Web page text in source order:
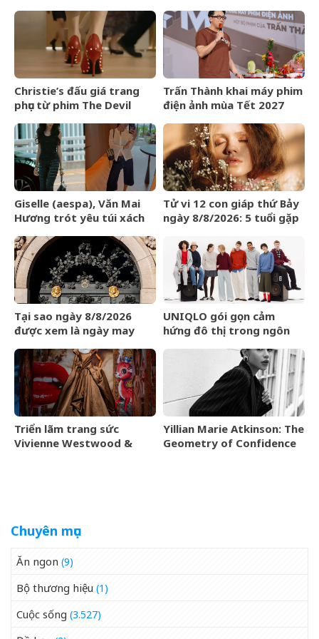
thận nhân tạo
Christie’s đấu giá trang
phục từ phim The Devil
Trấn Thành khai máy phim
điện ảnh mùa Tết 2027
Giselle (aespa), Văn Mai
Hương trót yêu túi xách
Tử vi 12 con giáp thứ Bảy
ngày 8/8/2026: 5 tuổi gặp
Tại sao ngày 8/8/2026
được xem là ngày may
UNIQLO gói gọn cảm
hứng đô thị trong ngôn
tập Thu Đông 2026
Triển lãm trang sức
Vivienne Westwood &
Yillian Marie Atkinson: The
Geometry of Confidence
Chuyên mục
Ăn ngon (9)
Bộ thương hiệu (1)
Cuộc sống (3.527)